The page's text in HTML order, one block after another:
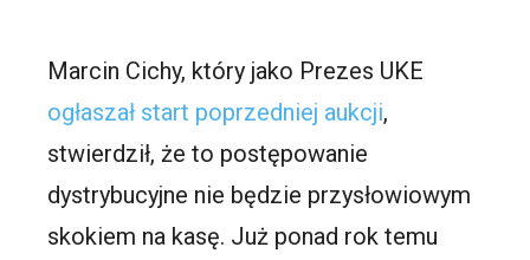
Marcin Cichy, który jako Prezes UKE
ogłaszał start poprzedniej aukcji,
stwierdził, że to postępowanie
dystrybucyjne nie będzie przysłowiowym
skokiem na kasę. Już ponad rok temu